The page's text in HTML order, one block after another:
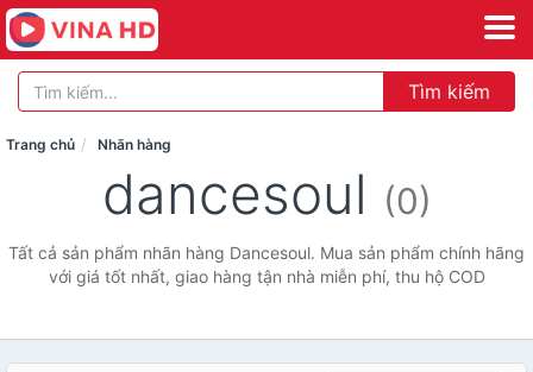
Tìm kiếm
Trang chủ Nhãn hàng
dancesoul (0)
Tất cả sản phẩm nhãn hàng Dancesoul. Mua sản phẩm chính hãng
với giá tốt nhất, giao hàng tận nhà miễn phí, thu hộ COD